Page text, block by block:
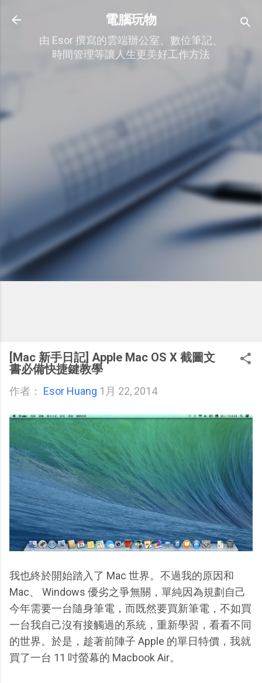
跳到主要內容
電腦玩物
由 Esor 撰寫的雲端辦公室、數位筆記、
時間管理等讓人生更美好工作方法
[Mac 新手日記] Apple Mac OS X 截圖文
書必備快捷鍵教學
作者： Esor Huang 1月 22, 2014
我也終於開始踏入了 Mac 世界。不過我的原因和
Mac、 Windows 優劣之爭無關，單純因為規劃自己
今年需要一台隨身筆電，而既然要買新筆電，不如買
一台我自己沒有接觸過的系統，重新學習，看看不同
的世界。於是，趁著前陣子 Apple 的單日特價，我就
買了一台 11 吋螢幕的 Macbook Air。